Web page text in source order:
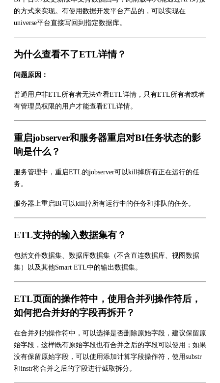
的方式来实现。有使用数据开发平台产品的，可以实现在
universe平台直接写回到指定数据库。
为什么查看不了ETL详情？
问题原因：
普通用户非ETL所有者无法查看ETL详情，只有ETL所有者或者
有管理员权限的用户才能查看ETL详情。
重启jobserver和服务器重启对BI任务状态的影
响是什么？
服务管理中，重启ETL的jobserver可以kill掉所有正在运行的任
务。
服务器上重启BI可以kill掉所有运行中的任务和排队的任务。
ETL支持的输入数据集有？
包括文件数据集、数据库数据集（不含直连数据库、视图数据
集）以及其他Smart ETL中的输出数据集。
ETL页面的操作符中，使用合并列操作符后，
如何把合并好的字段再拆开？
在合并列的操作符中，可以选择是否删除原始字段，建议保留原
始字段，这样既有原始字段也有合并之后的字段可以使用；如果
没有保留原始字段，可以使用添加计算字段操作符，使用substr
和instr将合并之后的字段进行截取拆分。